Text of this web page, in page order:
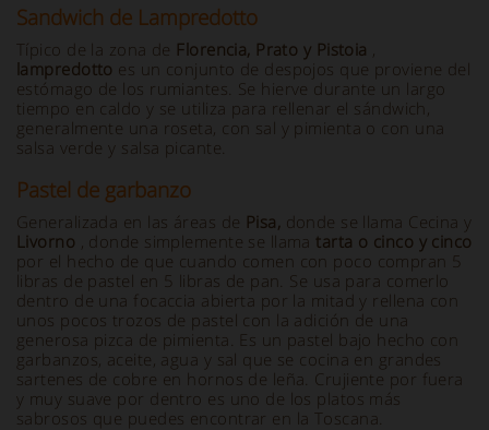
Sandwich de Lampredotto
Típico de la zona de Florencia, Prato y Pistoia ,
lampredotto es un conjunto de despojos que proviene del
estómago de los rumiantes. Se hierve durante un largo
tiempo en caldo y se utiliza para rellenar el sándwich,
generalmente una roseta, con sal y pimienta o con una
salsa verde y salsa picante.
Pastel de garbanzo
Generalizada en las áreas de Pisa, donde se llama Cecina y
Livorno , donde simplemente se llama tarta o cinco y cinco
por el hecho de que cuando comen con poco compran 5
libras de pastel en 5 libras de pan. Se usa para comerlo
dentro de una focaccia abierta por la mitad y rellena con
unos pocos trozos de pastel con la adición de una
generosa pizca de pimienta. Es un pastel bajo hecho con
garbanzos, aceite, agua y sal que se cocina en grandes
sartenes de cobre en hornos de leña. Crujiente por fuera
y muy suave por dentro es uno de los platos más
sabrosos que puedes encontrar en la Toscana.